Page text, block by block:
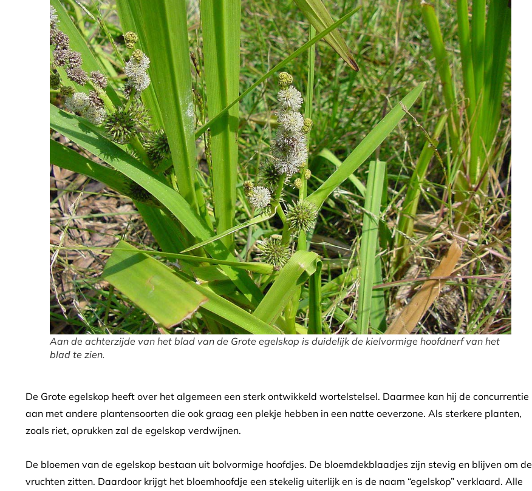
Aan de achterzijde van het blad van de Grote egelskop is duidelijk de kielvormige hoofdnerf van het
blad te zien.
De Grote egelskop heeft over het algemeen een sterk ontwikkeld wortelstelsel. Daarmee kan hij de concurrentie
aan met andere plantensoorten die ook graag een plekje hebben in een natte oeverzone. Als sterkere planten,
zoals riet, oprukken zal de egelskop verdwijnen.
De bloemen van de egelskop bestaan uit bolvormige hoofdjes. De bloemdekblaadjes zijn stevig en blijven om de
vruchten zitten. Daardoor krijgt het bloemhoofdje een stekelig uiterlijk en is de naam “egelskop” verklaard. Alle